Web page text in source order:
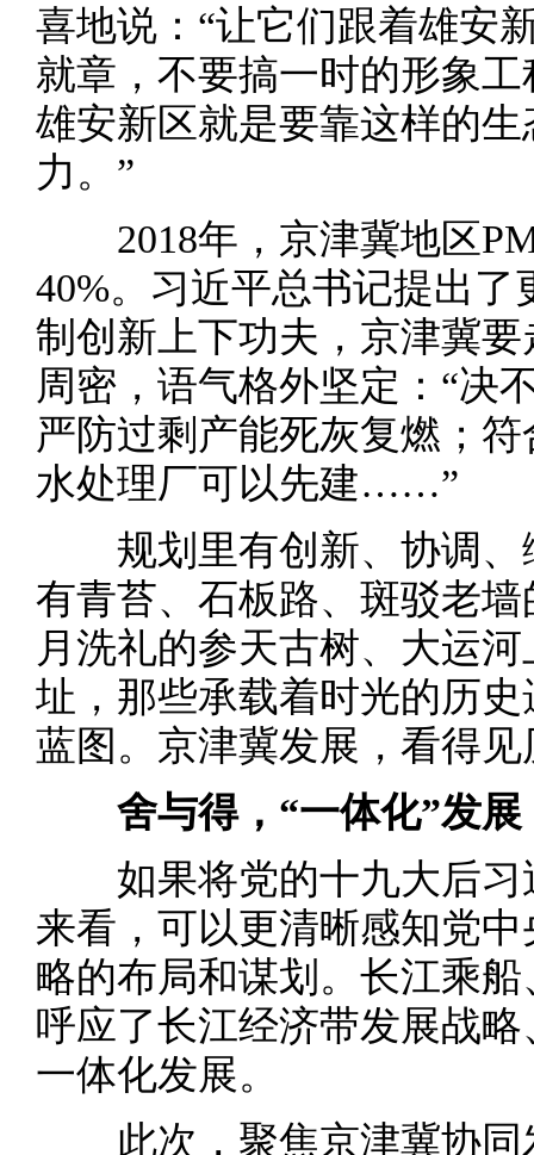
喜地说：“让它们跟着雄安
就章，不要搞一时的形象
雄安新区就是要靠这样的
力。”
2018年，京津冀地区
40%。习近平总书记提出
制创新上下功夫，京津冀
周密，语气格外坚定：“决
严防过剩产能死灰复燃；
水处理厂可以先建……”
规划里有创新、协调、
有青苔、石板路、斑驳老
月洗礼的参天古树、大运
址，那些承载着时光的历
蓝图。京津冀发展，看得
舍与得，“一体化”发展
如果将党的十九大后习
来看，可以更清晰感知党
略的布局和谋划。长江乘
呼应了长江经济带发展战
一体化发展。
此次，聚焦京津冀协同